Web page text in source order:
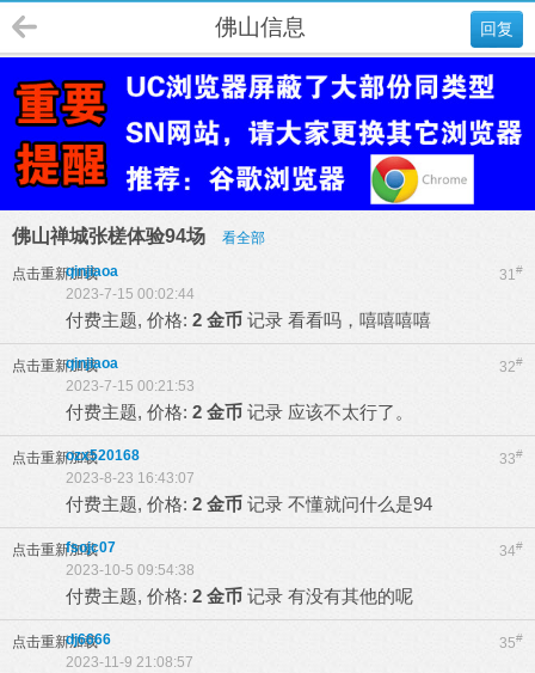
回复
佛山信息
佛山禅城张槎体验94场 看全部
点击重新加载 31#
qinjiaoa
2023-7-15 00:02:44
付费主题, 价格: 2 金币 记录 看看吗，嘻嘻嘻嘻
点击重新加载 32#
qinjiaoa
2023-7-15 00:21:53
付费主题, 价格: 2 金币 记录 应该不太行了。
点击重新加载 33#
ozx520168
2023-8-23 16:43:07
付费主题, 价格: 2 金币 记录 不懂就问什么是94
点击重新加载 34#
fsojc07
2023-10-5 09:54:38
付费主题, 价格: 2 金币 记录 有没有其他的呢
点击重新加载 35#
dj6666
2023-11-9 21:08:57